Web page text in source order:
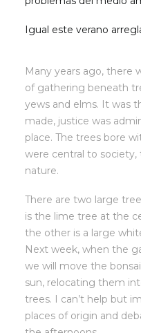
Igual este verano
Many years ago, there
of gathering beneath
yews and elms. It was
made, justice was
place. The trees bore
were central to
nature.
There are two large
is the lime tree at the
the other is a large
Next week, when the
we will move the
sun, relocating them
trees. I can’t help but
places of origin and